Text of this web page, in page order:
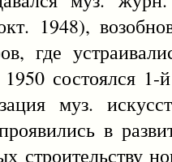
1948),
где
состоялся 1-
муз.
в
строительству